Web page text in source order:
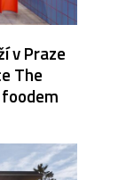
v Praze
The